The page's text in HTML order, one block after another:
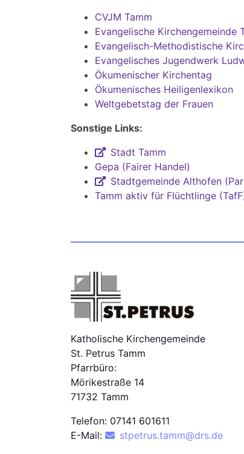
CVJM Tamm
Evangelische Kirchengemeinde
Evangelisch-Methodistische
Evangelisches Jugendwerk
Ökumenischer Kirchentag
Ökumenisches Heiligenlexikon
Weltgebetstag der Frauen
Sonstige Links:
Stadt Tamm
Gepa (Fairer Handel)
Stadtgemeinde Althofen
Tamm aktiv für Flüchtlinge
Katholische Kirchengemeinde
St. Petrus Tamm
Pfarrbüro:
Mörikestraße 14
71732 Tamm
Telefon: 07141 601611
E-Mail:
stpetrus.tamm@drs.de